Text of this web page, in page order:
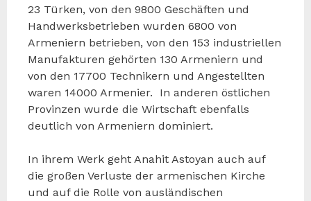
23 Türken, von den 9800 Geschäften und
Handwerksbetrieben wurden 6800 von
Armeniern betrieben, von den 153 industriellen
Manufakturen gehörten 130 Armeniern und
von den 17700 Technikern und Angestellten
waren 14000 Armenier. In anderen östlichen
Provinzen wurde die Wirtschaft ebenfalls
deutlich von Armeniern dominiert.
In ihrem Werk geht Anahit Astoyan auch auf
die großen Verluste der armenischen Kirche
und auf die Rolle von ausländischen